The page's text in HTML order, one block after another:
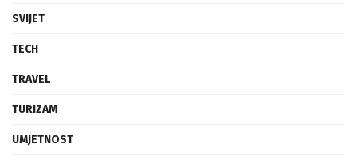
SVIJET
TECH
TRAVEL
TURIZAM
UMJETNOST